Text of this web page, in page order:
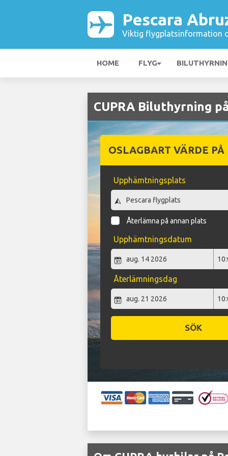
Pescara
Viktig flygplatsinformation
HOME FLYG
CUPRA Biluthyrning
OSLAGBART VÄRDE
Upphämtningsplats
Återlämna på annan plats
Upphämtningsdatum
Återlämningsdag
SÖK